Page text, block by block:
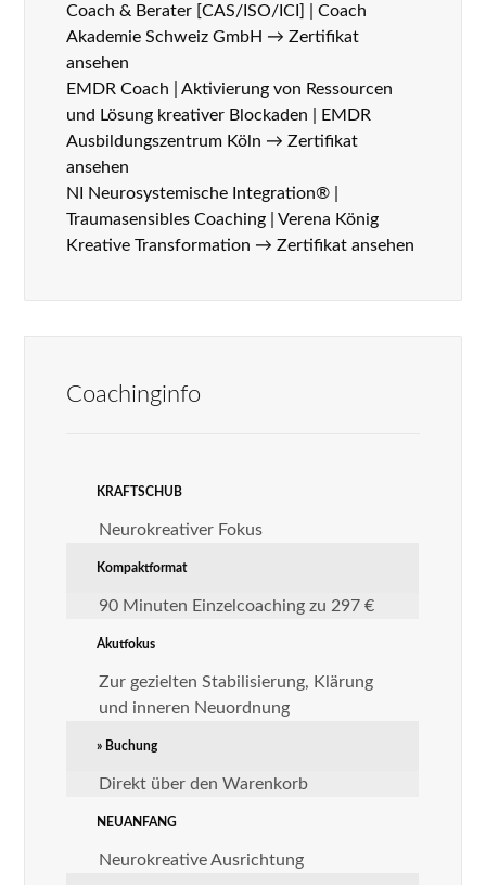
Coach & Berater [CAS/ISO/ICI] | Coach
Akademie Schweiz GmbH →Zertifikat
ansehen
EMDR Coach | Aktivierung von Ressourcen
und Lösung kreativer Blockaden | EMDR
Ausbildungszentrum Köln →Zertifikat
ansehen
NI Neurosystemische Integration® |
Traumasensibles Coaching | Verena König
Kreative Transformation →Zertifikat ansehen
Coachinginfo
KRAFTSCHUB
Neurokreativer Fokus
Kompaktformat
90 Minuten Einzelcoaching zu 297 €
Akutfokus
Zur gezielten Stabilisierung, Klärung
und inneren Neuordnung
» Buchung
Direkt über den Warenkorb
NEUANFANG
Neurokreative Ausrichtung